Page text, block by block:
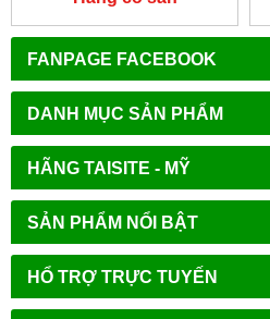
FANPAGE FACEBOOK
DANH MỤC SẢN PHẨM
HÃNG TAISITE - MỸ
SẢN PHẨM NỔI BẬT
HỔ TRỢ TRỰC TUYẾN